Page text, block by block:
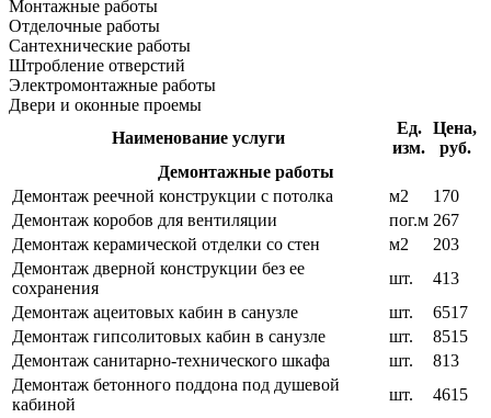
Монтажные работы
Отделочные работы
Сантехнические работы
Штробление отверстий
Электромонтажные работы
Двери и оконные проемы
Наименование услуги
Ед.
изм.
Цена,
руб.
Демонтажные работы
Демонтаж реечной конструкции с потолка
м2
170
Демонтаж коробов для вентиляции
пог.м 267
Демонтаж керамической отделки со стен
м2
203
Демонтаж дверной конструкции без ее
сохранения
шт.
413
Демонтаж ацеитовых кабин в санузле
шт.
6517
Демонтаж гипсолитовых кабин в санузле
шт.
8515
Демонтаж санитарно-технического шкафа
шт.
813
Демонтаж бетонного поддона под душевой
кабиной
шт.
4615